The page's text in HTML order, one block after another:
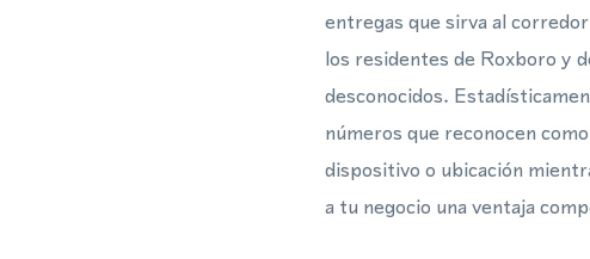
entregas que sirva al
los residentes de Roxboro y
desconocidos.
números que reconocen
dispositivo o ubicación
a tu negocio una ventaja